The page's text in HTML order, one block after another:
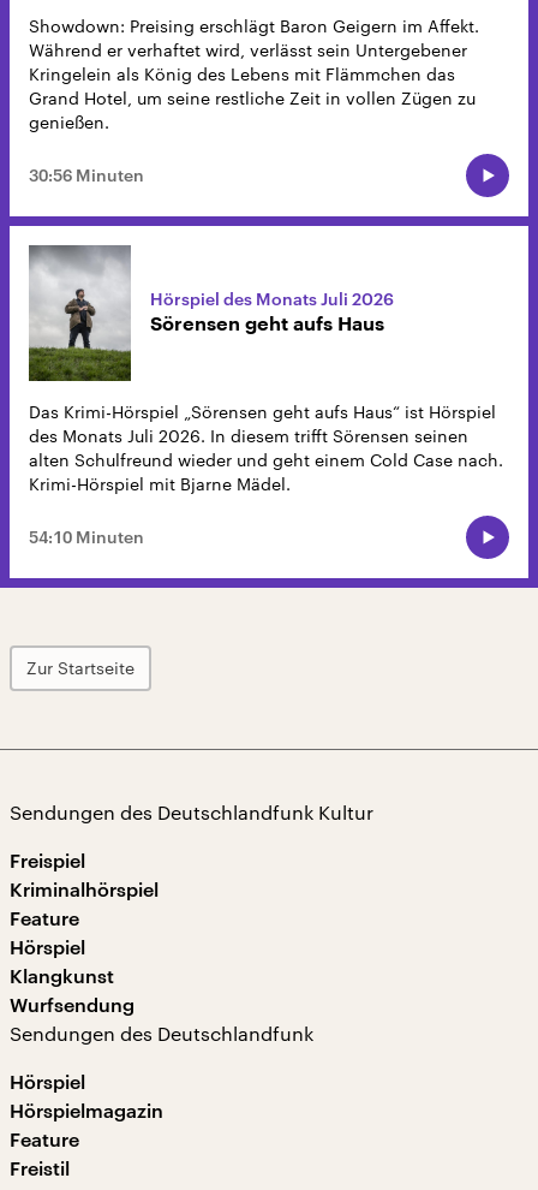
Showdown: Preising erschlägt Baron Geigern im Affekt.
Während er verhaftet wird, verlässt sein Untergebener
Kringelein als König des Lebens mit Flämmchen das
Grand Hotel, um seine restliche Zeit in vollen Zügen zu
genießen.
30:56 Minuten
Hörspiel des Monats Juli 2026
Sörensen geht aufs Haus
Das Krimi-Hörspiel „Sörensen geht aufs Haus“ ist Hörspiel
des Monats Juli 2026. In diesem trifft Sörensen seinen
alten Schulfreund wieder und geht einem Cold Case nach.
Krimi-Hörspiel mit Bjarne Mädel.
54:10 Minuten
Zur Startseite
Sendungen des Deutschlandfunk Kultur
Freispiel
Kriminalhörspiel
Feature
Hörspiel
Klangkunst
Wurfsendung
Sendungen des Deutschlandfunk
Hörspiel
Hörspielmagazin
Feature
Freistil